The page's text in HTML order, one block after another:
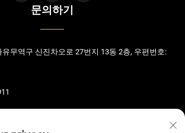
문의하기
무역구 신진차오로 27번지 13동 2층, 우편번호: